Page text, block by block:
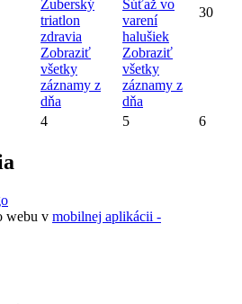
Zuberský
triatlon
zdravia
Zobraziť
všetky
záznamy z
dňa
Súťaž vo
varení
halušiek
Zobraziť
všetky
záznamy z
dňa
30
4 5 6
webu v mobilnej aplikácii -